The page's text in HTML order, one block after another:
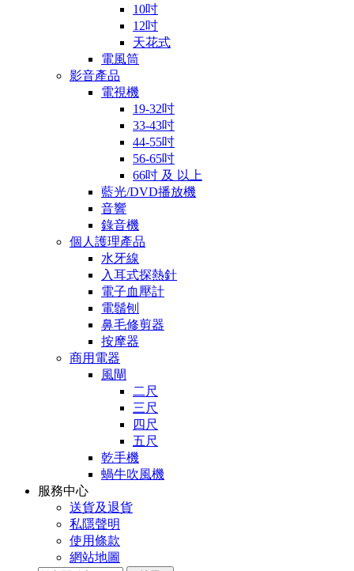
10吋
12吋
天花式
電風筒
影音產品
電視機
19-32吋
33-43吋
44-55吋
56-65吋
66吋 及 以上
藍光/DVD播放機
音響
錄音機
個人護理產品
水牙線
入耳式探熱針
電子血壓計
電鬚刨
鼻毛修剪器
按摩器
商用電器
風閘
二尺
三尺
四尺
五尺
乾手機
蝸牛吹風機
服務中心
送貨及退貨
私隱聲明
使用條款
網站地圖